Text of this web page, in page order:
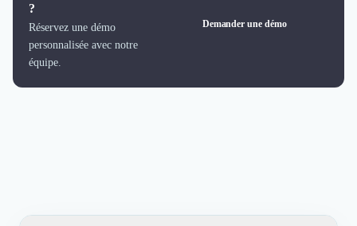
?
Réservez une démo
personnalisée avec notre
équipe.
Demander une démo